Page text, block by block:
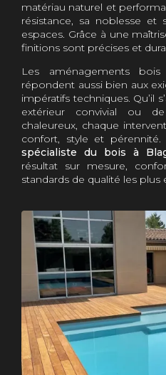
matériau naturel et
résistance, sa noblesse et
espaces. Grâce à une
finitions sont précises et
Les aménagements
répondent aussi bien aux
impératifs techniques. Qu’il
extérieur convivial ou
chaleureux, chaque
confort, style et
spécialiste du bois à
résultat sur mesure,
standards de qualité les plus